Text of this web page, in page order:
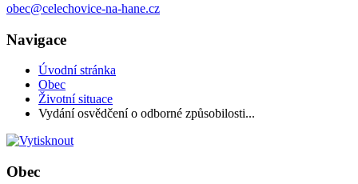
obec@celechovice-na-hane.cz
Navigace
Úvodní stránka
Obec
Životní situace
Vydání osvědčení o odborné způsobilosti...
Obec